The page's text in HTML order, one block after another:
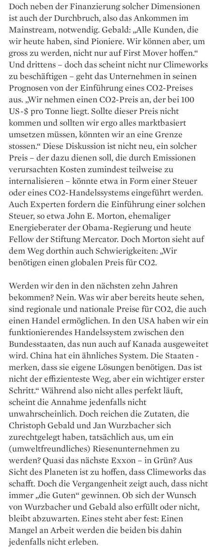
Doch neben der Finanzierung solcher Dimensionen
ist auch der Durchbruch, also das Ankommen im
Mainstream, notwendig. Gebald: „Alle Kunden, die
wir heute haben, sind Pioniere. Wir können aber, um
gross zu werden, nicht nur auf First Mover hoffen.“
Und drittens – doch das scheint nicht nur Climeworks
zu beschäftigen – geht das Unternehmen in seinen
Prognosen von der Einführung eines CO2-Preises
aus. „Wir nehmen einen CO2-Preis an, der bei 100
US-$ pro Tonne liegt. Sollte dieser Preis nicht
kommen und sollten wir ergo alles marktbasiert
umsetzen müssen, könnten wir an eine Grenze
stossen.“ Diese Diskussion ist nicht neu, ein solcher
Preis – der dazu dienen soll, die durch Emissionen
verursachten Kosten zumindest teilweise zu
internalisieren – könnte etwa in Form einer Steuer
oder eines CO2-Handelssystems eingeführt werden.
Auch Experten fordern die Einführung einer solchen
Steuer, so etwa John E. Morton, ehemaliger
Energieberater der Obama-­Regierung und heute
Fellow der Stiftung Mercator. Doch Morton sieht auf
dem Weg dorthin auch Schwierig­keiten: „Wir
benötigen einen globalen Preis für CO2.
Werden wir den in den nächsten zehn Jahren
bekommen? Nein. Was wir aber bereits heute sehen,
sind regionale und nationale Preise für CO2, die auch
einen Handel ermöglichen. In den USA haben wir ein
funktionierendes Handelssystem zwischen den
Bundesstaaten, das nun auch auf Kanada ausgeweitet
wird. China hat ein ähnliches System. Die Staaten ­
merken, dass sie eigene Lösungen benötigen. Das ist
nicht der effizienteste Weg, aber ein wichtiger erster
Schritt.“ Während also nicht alles perfekt läuft,
scheint die Annahme jedenfalls nicht
unwahrscheinlich. Doch reichen die Zutaten, die
Christoph Gebald und Jan Wurz­bacher sich
zurechtgelegt haben, tatsächlich aus, um ein
(umweltfreundliches) ­Riesenunternehmen zu
werden? Quasi das nächste Exxon – in Grün? Aus
Sicht des Planeten ist zu hoffen, dass Climeworks das
schafft. Doch die Vergangenheit zeigt auch, dass nicht
immer „die Guten“ gewinnen. Ob sich der Wunsch
von Wurzbacher und Gebald also erfüllt oder nicht,
bleibt abzuwarten. Eines steht aber fest: Einen
Mangel an Arbeit werden die beiden bis dahin
jedenfalls nicht erleben.